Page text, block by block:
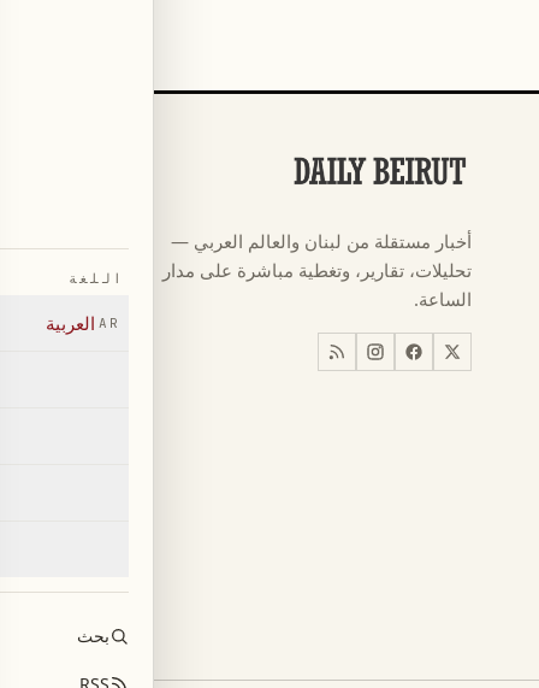
أخبار مستقلة من لبنان والعالم العربي —
تحليلات، تقارير، وتغطية مباشرة على مدار
الساعة.
كأس العالم
←أخبار
←اخبار لبنان
اللغة
AR العربية
بحث